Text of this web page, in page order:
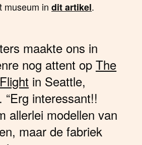
museum indit artikel.
maakte ons in
nog attent opThe
in Seattle,
“Erg interessant!!
allerlei modellen van
maar de fabriek